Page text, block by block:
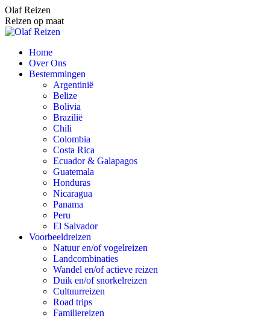
Spring
naar
content
Olaf Reizen
Reizen op maat
Home
Over Ons
Bestemmingen
Argentinië
Belize
Bolivia
Brazilië
Chili
Colombia
Costa Rica
Ecuador & Galapagos
Guatemala
Honduras
Nicaragua
Panama
Peru
El Salvador
Voorbeeldreizen
Natuur en/of vogelreizen
Landcombinaties
Wandel en/of actieve reizen
Duik en/of snorkelreizen
Cultuurreizen
Road trips
Familiereizen